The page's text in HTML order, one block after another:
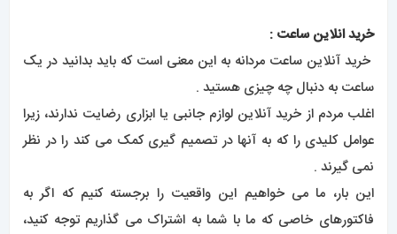
خرید انلاین ساعت :
خرید آنلاین ساعت مردانه به این معنی است که باید بدانید در یک
ساعت به دنبال چه چیزی هستید .
اغلب مردم از خرید آنلاین لوازم جانبی یا ابزاری رضایت ندارند، زیرا
عوامل کلیدی را که به آنها در تصمیم گیری کمک می کند را در نظر
نمی گیرند .
این بار، ما می خواهیم این واقعیت را برجسته کنیم که اگر به
فاکتورهای خاصی که ما با شما به اشتراک می گذاریم توجه کنید،